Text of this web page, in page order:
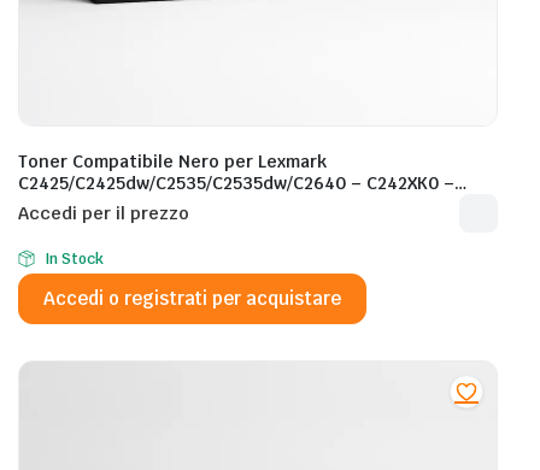
Toner Compatibile Nero per Lexmark
C2425/C2425dw/C2535/C2535dw/C2640 – C242XK0 –
6.000 Pagine al 5%
Accedi per il prezzo
In Stock
Accedi o registrati per acquistare